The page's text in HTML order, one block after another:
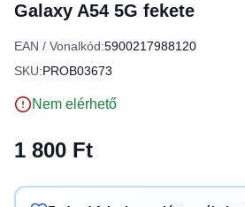
Galaxy A54 5G fekete
EAN / Vonalkód:5900217988120
SKU:PROB03673
Nem elérhető
1 800 Ft